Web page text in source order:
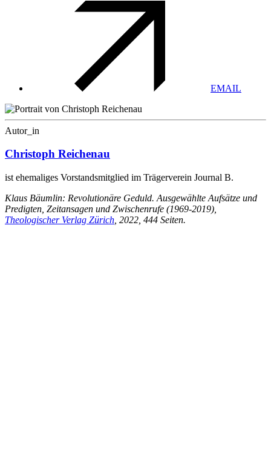
EMAIL
Autor_in
Christoph Reichenau
ist ehemaliges Vorstandsmitglied im Trägerverein Journal B.
Klaus Bäumlin: Revolutionäre Geduld. Ausgewählte Aufsätze und
Predigten, Zeitansagen und Zwischenrufe (1969-2019),
Theologischer Verlag Zürich , 2022, 444 Seiten.